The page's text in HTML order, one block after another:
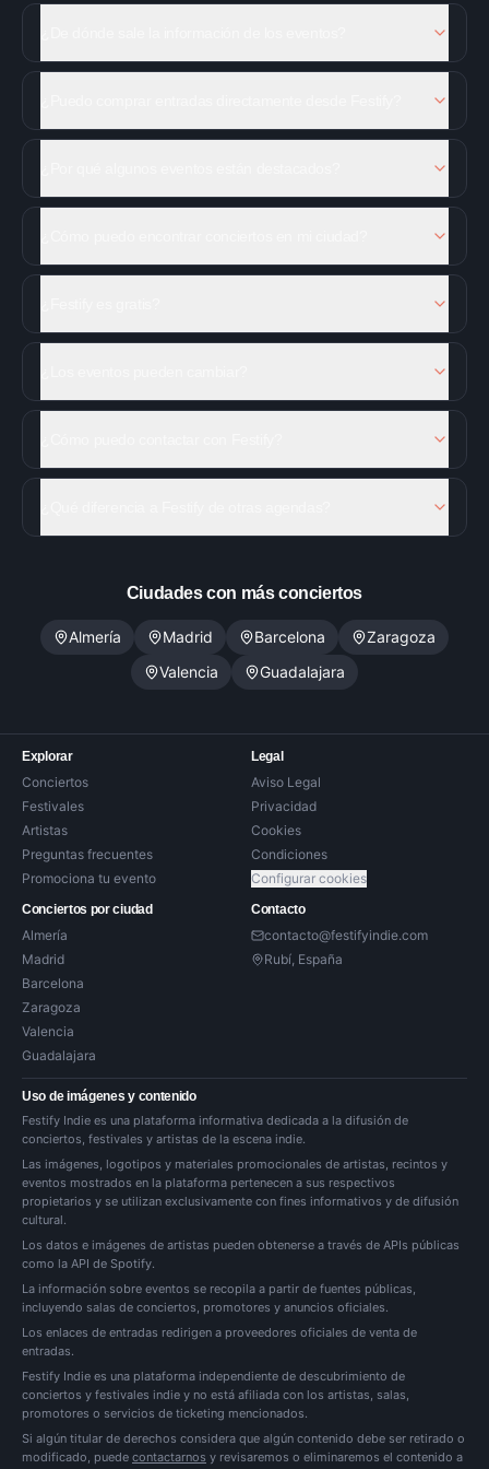
Ciudades con más conciertos
Almería Madrid Barcelona
Zaragoza
Valencia
Guadalajara
Explorar
Conciertos
Festivales
Artistas
Preguntas frecuentes
Promociona tu evento
Legal
Aviso Legal
Privacidad
Cookies
Condiciones
Configurar cookies
Conciertos por ciudad
Almería
Madrid
Barcelona
Zaragoza
Valencia
Guadalajara
Contacto
contacto@festifyindie.com
Rubí, España
Uso de imágenes y contenido
Festify Indie es una plataforma informativa dedicada a la difusión de
conciertos, festivales y artistas de la escena indie.
Las imágenes, logotipos y materiales promocionales de artistas, recintos y
eventos mostrados en la plataforma pertenecen a sus respectivos
propietarios y se utilizan exclusivamente con fines informativos y de difusión
cultural.
Los datos e imágenes de artistas pueden obtenerse a través de APIs públicas
como la API de Spotify.
La información sobre eventos se recopila a partir de fuentes públicas,
incluyendo salas de conciertos, promotores y anuncios oficiales.
Los enlaces de entradas redirigen a proveedores oficiales de venta de
entradas.
Festify Indie es una plataforma independiente de descubrimiento de
conciertos y festivales indie y no está afiliada con los artistas, salas,
promotores o servicios de ticketing mencionados.
Si algún titular de derechos considera que algún contenido debe ser retirado o
modificado, puede contactarnos y revisaremos o eliminaremos el contenido a